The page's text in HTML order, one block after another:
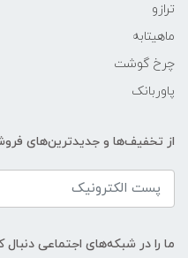
ترازو
ماهیتابه
چرخ گوشت
پاوربانک
از تخفیف‌ها و جدیدترین‌های
ما را در شبکه‌های اجتماعی دنبال